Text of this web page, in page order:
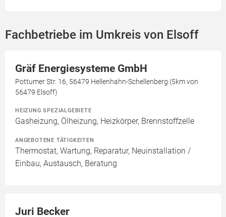
Fachbetriebe im Umkreis von Elsoff
Gräf Energiesysteme GmbH
Pottumer Str. 16, 56479 Hellenhahn-Schellenberg (5km von
56479 Elsoff)
HEIZUNG SPEZIALGEBIETE
Gasheizung, Ölheizung, Heizkörper, Brennstoffzelle
ANGEBOTENE TÄTIGKEITEN
Thermostat, Wartung, Reparatur, Neuinstallation /
Einbau, Austausch, Beratung
Juri Becker